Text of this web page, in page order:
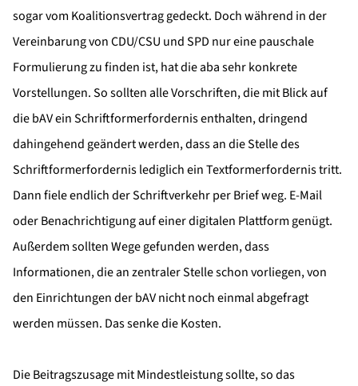
sogar vom Koalitionsvertrag gedeckt. Doch während in der
Vereinbarung von CDU/CSU und SPD nur eine pauschale
Formulierung zu finden ist, hat die aba sehr konkrete
Vorstellungen. So sollten alle Vorschriften, die mit Blick auf
die bAV ein Schriftformerfordernis enthalten, dringend
dahingehend geändert werden, dass an die Stelle des
Schriftformerfordernis lediglich ein Textformerfordernis tritt.
Dann fiele endlich der Schriftverkehr per Brief weg. E-Mail
oder Benachrichtigung auf einer digitalen Plattform genügt.
Außerdem sollten Wege gefunden werden, dass
Informationen, die an zentraler Stelle schon vorliegen, von
den Einrichtungen der bAV nicht noch einmal abgefragt
werden müssen. Das senke die Kosten.
Die Beitragszusage mit Mindestleistung sollte, so das